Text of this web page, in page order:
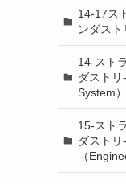
14-17ス
ンダスト
14-スト
ダスト
System）
15-スト
ダスト
（